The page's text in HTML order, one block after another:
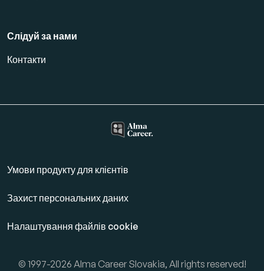
Слідуй за нами
Контакти
Умови продукту для клієнтів
Захист персональних даних
Налаштування файлів cookie
© 1997-2026 Alma Career Slovakia, All rights reserved!